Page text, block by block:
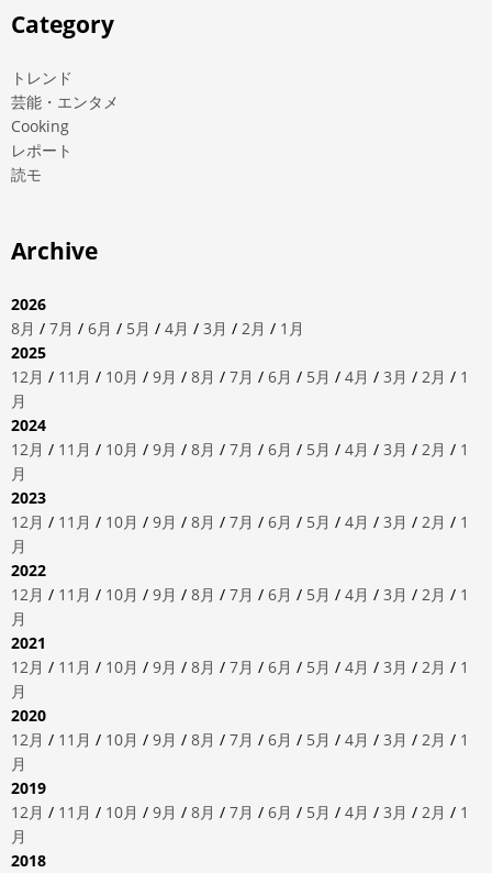
Category
トレンド
芸能・エンタメ
Cooking
レポート
読モ
Archive
2026
8月 / 7月 / 6月 / 5月 / 4月 / 3月 / 2月 / 1月
2025
12月 / 11月 / 10月 / 9月 / 8月 / 7月 / 6月 / 5月 / 4月 / 3月 / 2月 / 1
月
2024
12月 / 11月 / 10月 / 9月 / 8月 / 7月 / 6月 / 5月 / 4月 / 3月 / 2月 / 1
月
2023
12月 / 11月 / 10月 / 9月 / 8月 / 7月 / 6月 / 5月 / 4月 / 3月 / 2月 / 1
月
2022
12月 / 11月 / 10月 / 9月 / 8月 / 7月 / 6月 / 5月 / 4月 / 3月 / 2月 / 1
月
2021
12月 / 11月 / 10月 / 9月 / 8月 / 7月 / 6月 / 5月 / 4月 / 3月 / 2月 / 1
月
2020
12月 / 11月 / 10月 / 9月 / 8月 / 7月 / 6月 / 5月 / 4月 / 3月 / 2月 / 1
月
2019
12月 / 11月 / 10月 / 9月 / 8月 / 7月 / 6月 / 5月 / 4月 / 3月 / 2月 / 1
月
2018